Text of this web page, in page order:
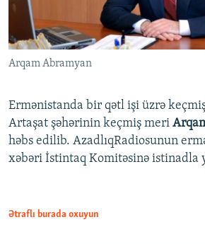
Arqam Abramyan
Ermənistanda bir qətl işi üzrə
Artaşat şəhərinin keçmiş meri
həbs edilib. AzadlıqRadiosunun
xəbəri İstintaq Komitəsinə istinadla
Ətraflı burada oxuyun